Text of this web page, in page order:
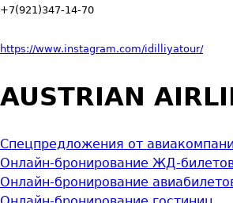
+7(921)347-14-70
https://www.instagram.com/idilliyatour/
AUSTRIAN
Спецпредложения от
Онлайн-бронирование ЖД-
Онлайн-бронирование